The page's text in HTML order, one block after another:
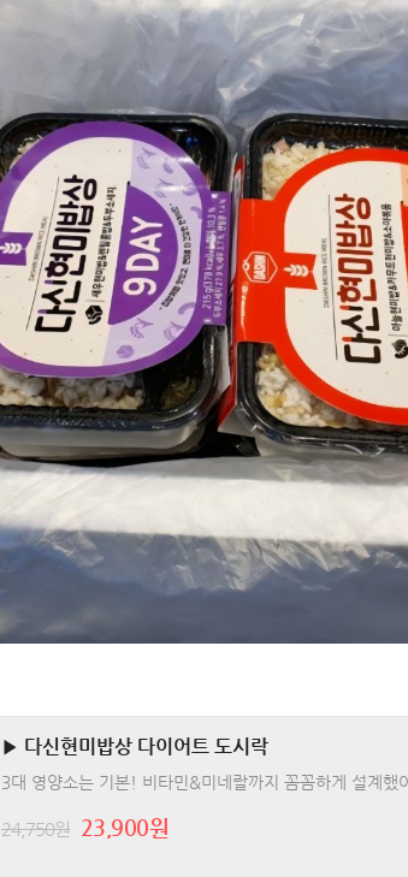
▶ 다신현미밥상 다이어트 도시락
3대 영양소는 기본! 비타민&미네랄까지 꼼꼼하게 설계했
24,750원 23,900원